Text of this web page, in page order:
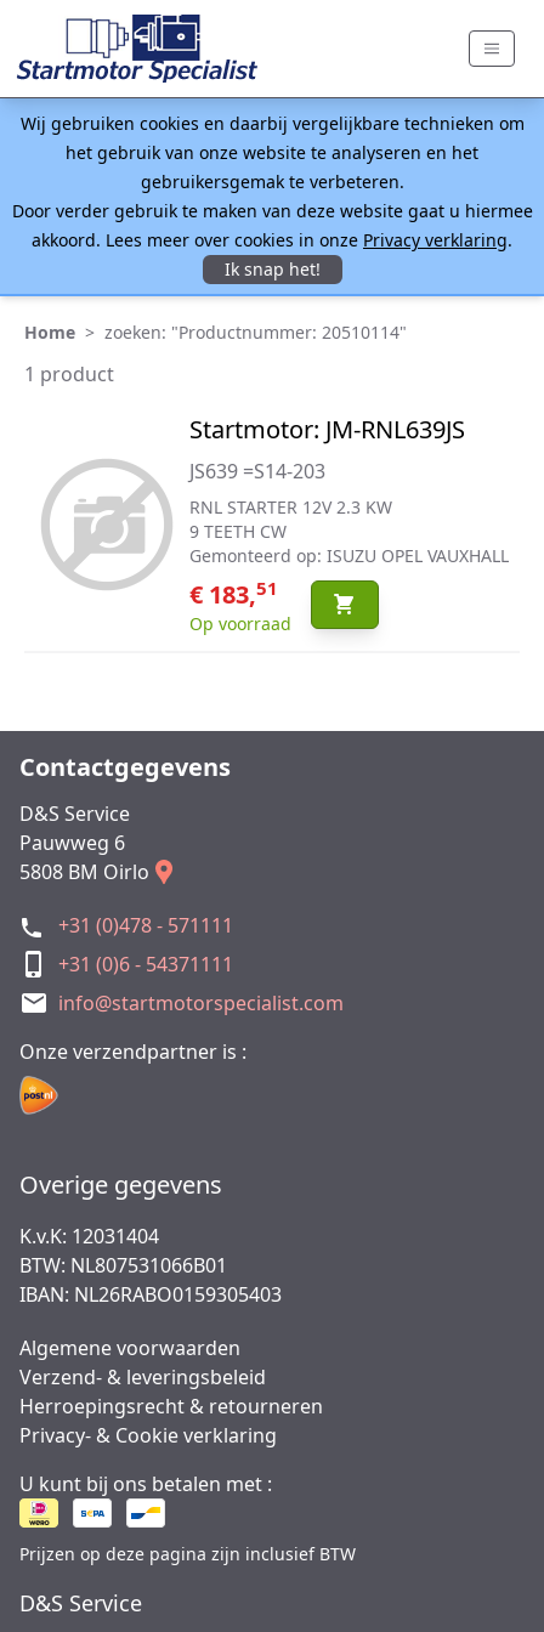
Wij gebruiken cookies en daarbij vergelijkbare technieken om
het gebruik van onze website te analyseren en het
gebruikersgemak te verbeteren.
Door verder gebruik te maken van deze website gaat u hiermee
akkoord. Lees meer over cookies in onze Privacy verklaring.
Ik snap het!
Home > zoeken: "Productnummer: 20510114"
1 product
Startmotor: JM-RNL639JS
JS639 =S14-203
RNL STARTER 12V 2.3 KW
9 TEETH CW
Gemonteerd op: ISUZU OPEL VAUXHALL
€ 183,51
Op voorraad
Contactgegevens
D&S Service
Pauwweg 6
5808 BM Oirlo
+31 (0)478 - 571111
+31 (0)6 - 54371111
info@startmotorspecialist.com
Onze verzendpartner is :
Overige gegevens
K.v.K: 12031404
BTW: NL807531066B01
IBAN: NL26RABO0159305403
Algemene voorwaarden
Verzend- & leveringsbeleid
Herroepingsrecht & retourneren
Privacy- & Cookie verklaring
U kunt bij ons betalen met :
Prijzen op deze pagina zijn inclusief BTW
D&S Service